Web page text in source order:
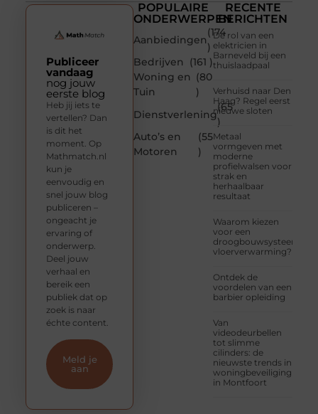
POPULAIRE
ONDERWERPEN
Aanbiedingen
(174
)
Bedrijven
(161 )
Woning en
Tuin
(80
)
Dienstverlening
(65
)
Auto’s en
Motoren
(55
)
RECENTE
BERICHTEN
De rol van een
elektricien in
Barneveld bij een
thuislaadpaal
Verhuisd naar Den
Haag? Regel eerst
nieuwe sloten
Metaal
vormgeven met
moderne
profielwalsen voor
strak en
herhaalbaar
resultaat
Waarom kiezen
voor een
droogbouwsysteem
vloerverwarming?
Ontdek de
voordelen van een
barbier opleiding
Van
videodeurbellen
tot slimme
cilinders: de
nieuwste trends in
woningbeveiliging
in Montfoort
Publiceer
vandaag
nog jouw
eerste blog
Heb jij iets te
vertellen? Dan
is dit het
moment. Op
Mathmatch.nl
kun je
eenvoudig en
snel jouw blog
publiceren –
ongeacht je
ervaring of
onderwerp.
Deel jouw
verhaal en
bereik een
publiek dat op
zoek is naar
échte content.
Meld je
aan